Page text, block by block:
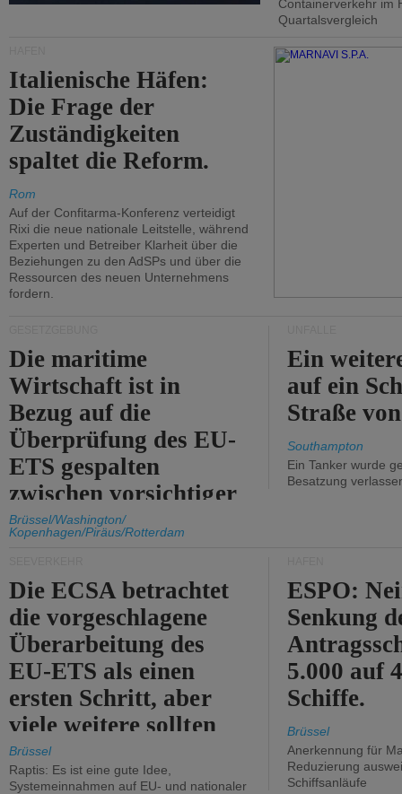
Containerverkehr im
Quartalsvergleich
Italienische Häfen:
Die Frage der
Zuständigkeiten
spaltet die Reform.
Rom
Auf der Confitarma-Konferenz verteidigt
Rixi die neue nationale Leitstelle, während
Experten und Betreiber Klarheit über die
Beziehungen zu den AdSPs und über die
Ressourcen des neuen Unternehmens
fordern.
Die maritime
Wirtschaft ist in
Bezug auf die
Überprüfung des EU-
ETS gespalten
zwischen vorsichtiger
Unterstützung und
Kritik.
Brüssel/Washington/
Kopenhagen/Piräus/Rotterdam
Ein
auf ein
Straße
Southampton
Ein Tanker wurde
Besatzung
Die ECSA betrachtet
die vorgeschlagene
Überarbeitung des
EU-ETS als einen
ersten Schritt, aber
viele weitere sollten
folgen.
Brüssel
Raptis: Es ist eine gute Idee,
Systemeinnahmen auf EU- und nationaler
ESPO:
Senkung
5.000 auf
Schiffe.
Brüssel
Anerkennung für
Reduzierung
Schiffsanläufe